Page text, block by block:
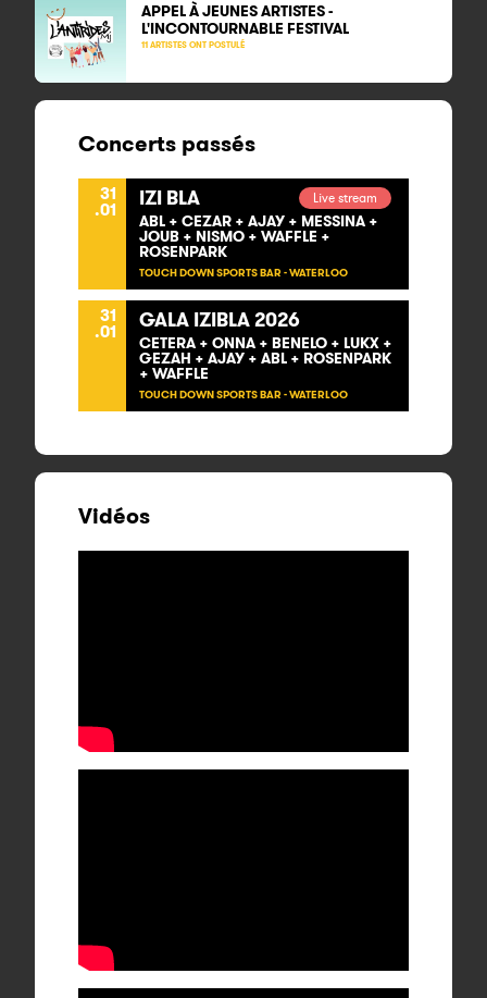
APPEL À JEUNES ARTISTES -
L'INCONTOURNABLE FESTIVAL
11 ARTISTES ONT POSTULÉ
Concerts passés
31
.01 IZI BLA
ABL + CEZAR + AJAY + MESSINA +
JOUB + NISMO + WAFFLE +
ROSENPARK
TOUCH DOWN SPORTS BAR - WATERLOO
Live stream
31
.01 GALA IZIBLA 2026
CETERA + ONNA + BENELO + LUKX +
GEZAH + AJAY + ABL + ROSENPARK
+ WAFFLE
TOUCH DOWN SPORTS BAR - WATERLOO
Vidéos